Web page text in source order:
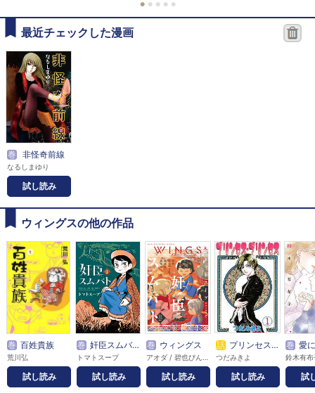
● ● ● ● ●
最近チェックした漫画
巻 非怪奇前線
なるしまゆり
試し読み
ウィングスの他の作品
巻 百姓貴族
荒川弘
試し読み
巻 奸臣スムバト
トマトスープ
試し読み
巻 ウィングス
試し読み
話 プリンセス・プリンセス【完全版】
つだみきよ
試し読み
巻 愛に愛
鈴木有布
試